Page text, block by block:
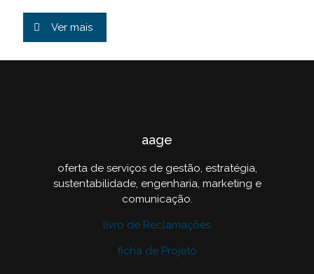
Ver mais
aage
oferta de serviços de gestão, estratégia,
sustentabilidade, engenharia, marketing e
comunicação.
livro de Reclamações
ficha de Projeto